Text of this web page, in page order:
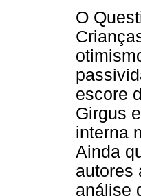
O
escore
Girgus
interna
Ainda
autores
análise